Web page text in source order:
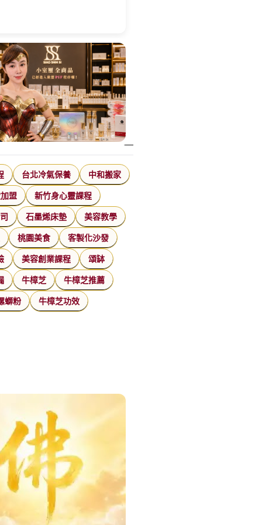
台北冷氣保養 中和搬家
盟 新竹身心靈課程
石墨烯床墊 美容教學
桃園美食 客製化沙發
美容創業課程 頌缽
牛樟芝 牛樟芝推薦
螄粉 牛樟芝功效